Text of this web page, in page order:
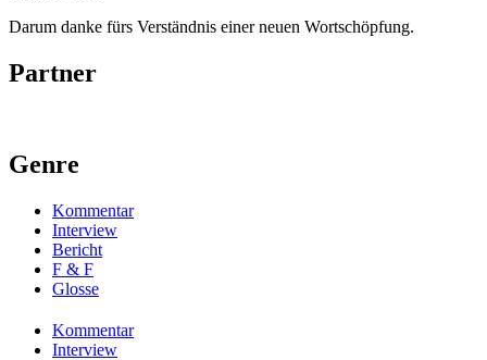
Darum danke fürs Verständnis einer neuen Wortschöpfung.
Partner
Genre
Kommentar
Interview
Bericht
F & F
Glosse
Kommentar
Interview